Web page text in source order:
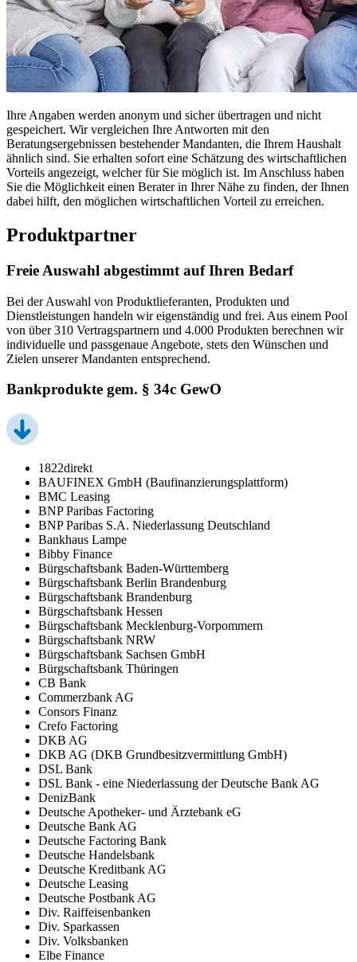
Ihre Angaben werden anonym und sicher übertragen und nicht
gespeichert. Wir vergleichen Ihre Antworten mit den
Beratungsergebnissen bestehender Mandanten, die Ihrem Haushalt
ähnlich sind. Sie erhalten sofort eine Schätzung des wirtschaftlichen
Vorteils angezeigt, welcher für Sie möglich ist. Im Anschluss haben
Sie die Möglichkeit einen Berater in Ihrer Nähe zu finden, der Ihnen
dabei hilft, den möglichen wirtschaftlichen Vorteil zu erreichen.
Produktpartner
Freie Auswahl abgestimmt auf Ihren Bedarf
Bei der Auswahl von Produktlieferanten, Produkten und
Dienstleistungen handeln wir eigenständig und frei. Aus einem Pool
von über 310 Vertragspartnern und 4.000 Produkten berechnen wir
individuelle und passgenaue Angebote, stets den Wünschen und
Zielen unserer Mandanten entsprechend.
Bankprodukte gem. § 34c GewO
1822direkt
BAUFINEX GmbH (Baufinanzierungsplattform)
BMC Leasing
BNP Paribas Factoring
BNP Paribas S.A. Niederlassung Deutschland
Bankhaus Lampe
Bibby Finance
Bürgschaftsbank Baden-Württemberg
Bürgschaftsbank Berlin Brandenburg
Bürgschaftsbank Brandenburg
Bürgschaftsbank Hessen
Bürgschaftsbank Mecklenburg-Vorpommern
Bürgschaftsbank NRW
Bürgschaftsbank Sachsen GmbH
Bürgschaftsbank Thüringen
CB Bank
Commerzbank AG
Consors Finanz
Crefo Factoring
DKB AG
DKB AG (DKB Grundbesitzvermittlung GmbH)
DSL Bank
DSL Bank - eine Niederlassung der Deutsche Bank AG
DenizBank
Deutsche Apotheker- und Ärztebank eG
Deutsche Bank AG
Deutsche Factoring Bank
Deutsche Handelsbank
Deutsche Kreditbank AG
Deutsche Leasing
Deutsche Postbank AG
Div. Raiffeisenbanken
Div. Sparkassen
Div. Volksbanken
Elbe Finance